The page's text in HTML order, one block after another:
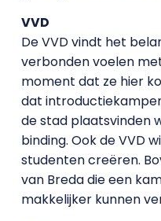
VVD
De VVD vindt het
verbonden voelen
moment dat ze hier
dat
de stad plaatsvinden
binding. Ook de VVD
studenten creëren.
van Breda die een
makkelijker kunnen